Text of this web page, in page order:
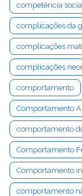
competência
complicações da
complicações
complicações
comportamento
Comportamento
comportamento
Comportamento
Comportamento
comportamento